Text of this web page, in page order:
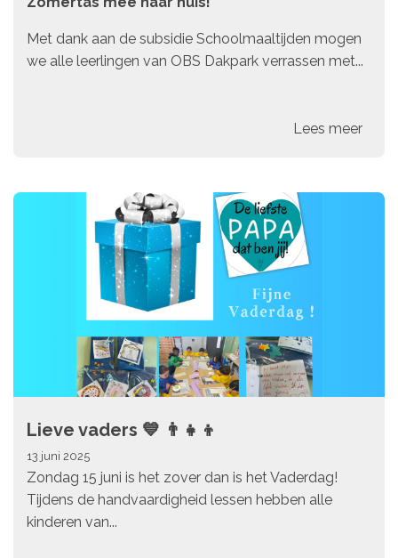
Met dank aan de subsidie Schoolmaaltijden mogen
we alle leerlingen van OBS Dakpark verrassen met...
Lees meer
Lieve vaders 💙 👨‍👧‍👦
13 juni 2025
Zondag 15 juni is het zover dan is het Vaderdag!
Tijdens de handvaardigheid lessen hebben alle
kinderen van...